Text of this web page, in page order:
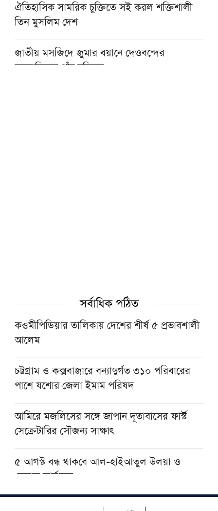
ঐতিহাসিক সামরিক চুক্তিতে সই করল শক্তিশালী
তিন মুসলিম দেশ
জাতীয় মসজিদে জুমার বয়ানে দেওবন্দের
মুহতামিমের পাঁচ নসিহত
আসনের এমপির বৈঠক
শায়খ আওয়ামার মোবারক সান্নিধ্যে
মসজিদের ছাদে বিদ্যুৎস্পৃষ্টে প্রাণ গেল মুয়াজ্জিনের
মুহাম্মদ (সা.)-কে সর্বশেষ নবী বিশ্বাস না করলে
মুসলমান থাকা যায় না: দেওবন্দের মুহতামিম
সর্বাধিক পঠিত
কওমীপিডিয়ার তালিকায় দেশের শীর্ষ ৫ প্রভাবশালী
আলেম
চট্টগ্রাম ও কক্সবাজারে বন্যাদুর্গত ৩১০ পরিবারের
পাশে যশোর জেলা ইমাম পরিষদ
আমিরে মজলিসের সঙ্গে জাপান দূতাবাসের ফার্স্ট
সেক্রেটারির সৌজন্য সাক্ষাৎ
৫ আগস্ট বন্ধ থাকবে আল-হাইআতুল উলয়া ও
বেফাক কার্যালয়
হেজবুত তাওহীদ কেন ভ্রান্ত, কী তাদের আকিদা